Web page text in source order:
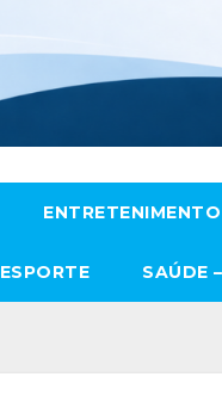
ENTRETENIMENTO
ESPORTE SAÚDE